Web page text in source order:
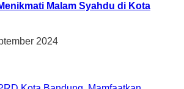
Malam Syahdu di Kota
2024